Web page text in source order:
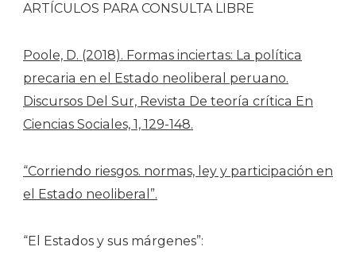
ARTÍCULOS PARA CONSULTA LIBRE
Poole, D. (2018). Formas inciertas: La política
precaria en el Estado neoliberal peruano.
Discursos Del Sur, Revista De teoría crítica En
Ciencias Sociales, 1, 129-148.
“Corriendo riesgos. normas, ley y participación en
el Estado neoliberal”.
“El Estados y sus márgenes”: